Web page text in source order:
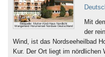
Bildquelle: Mutter-Kind-Haus Nordlicht
Wangerland Horumersiel Nordsee Deutschland
Mit
der
Wind, ist das Nordseeheilbad
Kur. Der Ort liegt im nördlichen